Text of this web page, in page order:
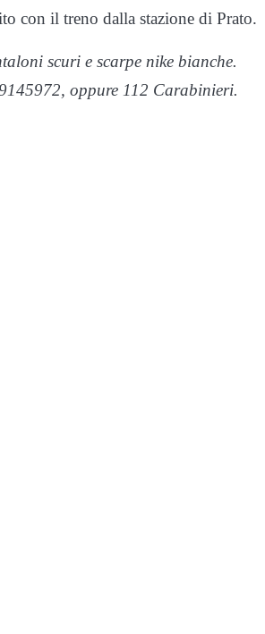
con il treno dalla stazione di Prato.
scuri e scarpe nike bianche.
oppure 112 Carabinieri.